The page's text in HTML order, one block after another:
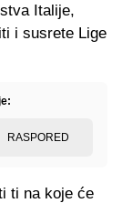
Italije,
i susrete Lige
RASPORED
ti na koje će